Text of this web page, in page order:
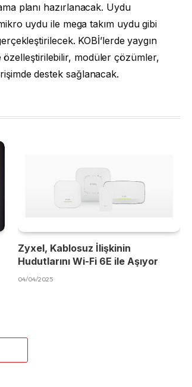
planı hazırlanacak. Uydu
uydu ile mega takım uydu gibi
KOBİ’lerde yaygın
modüler çözümler,
destek sağlanacak.
Zyxel, Kablosuz İlişkinin
Hudutlarını Wi-Fi 6E ile Aşıyor
04/04/2025